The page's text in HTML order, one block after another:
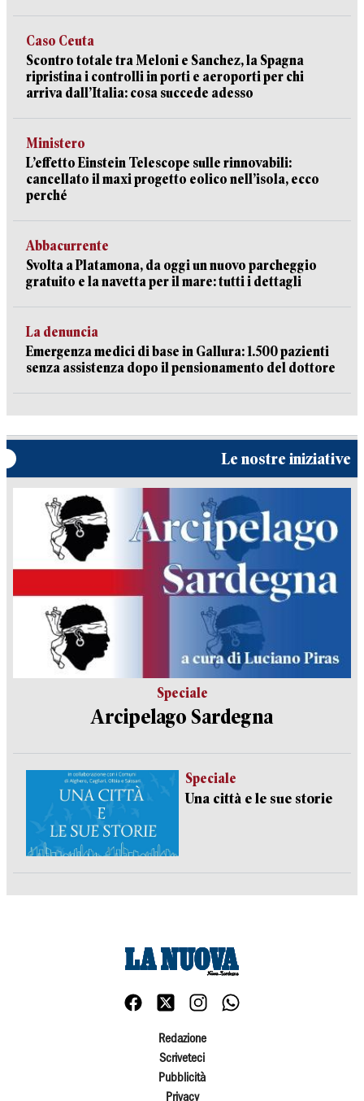
Caso Ceuta
Scontro totale tra Meloni e Sanchez, la Spagna
ripristina i controlli in porti e aeroporti per chi
arriva dall’Italia: cosa succede adesso
Ministero
L’effetto Einstein Telescope sulle rinnovabili:
cancellato il maxi progetto eolico nell’isola, ecco
perché
Abbacurrente
Svolta a Platamona, da oggi un nuovo parcheggio
gratuito e la navetta per il mare: tutti i dettagli
La denuncia
Emergenza medici di base in Gallura: 1.500 pazienti
senza assistenza dopo il pensionamento del dottore
Le nostre iniziative
Speciale
Arcipelago Sardegna
Speciale
Una città e le sue storie
Redazione
Scriveteci
Pubblicità
Privacy